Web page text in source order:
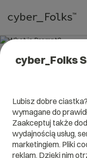
What is
It will help you better
and what is the
cyber_Folks
Lubisz dobre
wymagane do
Zaakceptuj także
wydajnością usług,
marketingiem. Pliki
reklam. Dzięki nim